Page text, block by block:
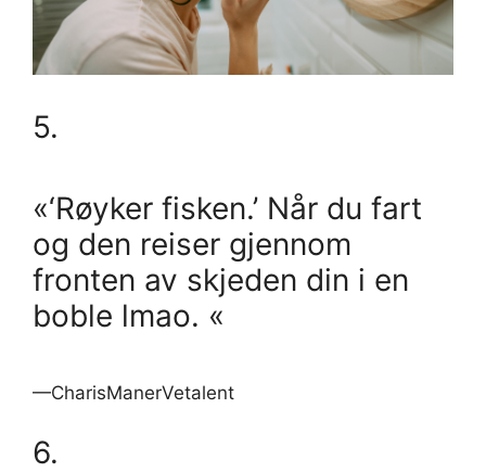
5.
«‘Røyker fisken.’ Når du fart
og den reiser gjennom
fronten av skjeden din i en
boble lmao. «
—CharisManerVetalent
6.